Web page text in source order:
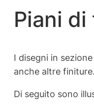
Piani
I disegni in
anche altre finiture.
Di seguito sono